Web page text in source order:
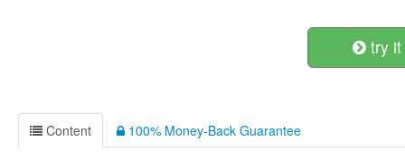
try
Content 100% Money-Back Guarantee